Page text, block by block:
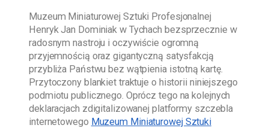
Muzeum Miniaturowej Sztuki Profesjonalnej
Henryk Jan Dominiak w Tychach bezsprzecznie w
radosnym nastroju i oczywiście ogromną
przyjemnością oraz gigantyczną satysfakcją
przybliża Państwu bez wątpienia istotną kartę.
Przytoczony blankiet traktuje o historii niniejszego
podmiotu publicznego. Oprócz tego na kolejnych
deklaracjach zdigitalizowanej platformy szczebla
internetowego Muzeum Miniaturowej Sztuki